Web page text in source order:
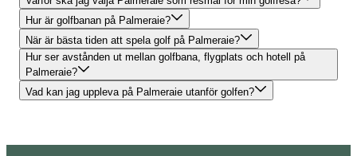
Hur är golfbanan på Palmeraie?
När är bästa tiden att spela golf på Palmeraie?
Hur ser avstånden ut mellan golfbana, flygplats och hotell på
Palmeraie?
Vad kan jag uppleva på Palmeraie utanför golfen?